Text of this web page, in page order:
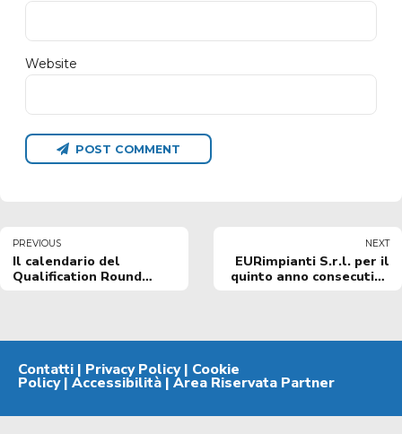
Website
POST COMMENT
PREVIOUS
Il calendario del
Qualification Round
NEXT
EURimpianti S.r.l. per il
quinto anno consecutivo
Contatti | Privacy Policy| Cookie
Policy| Accessibilità | Area Riservata Partner